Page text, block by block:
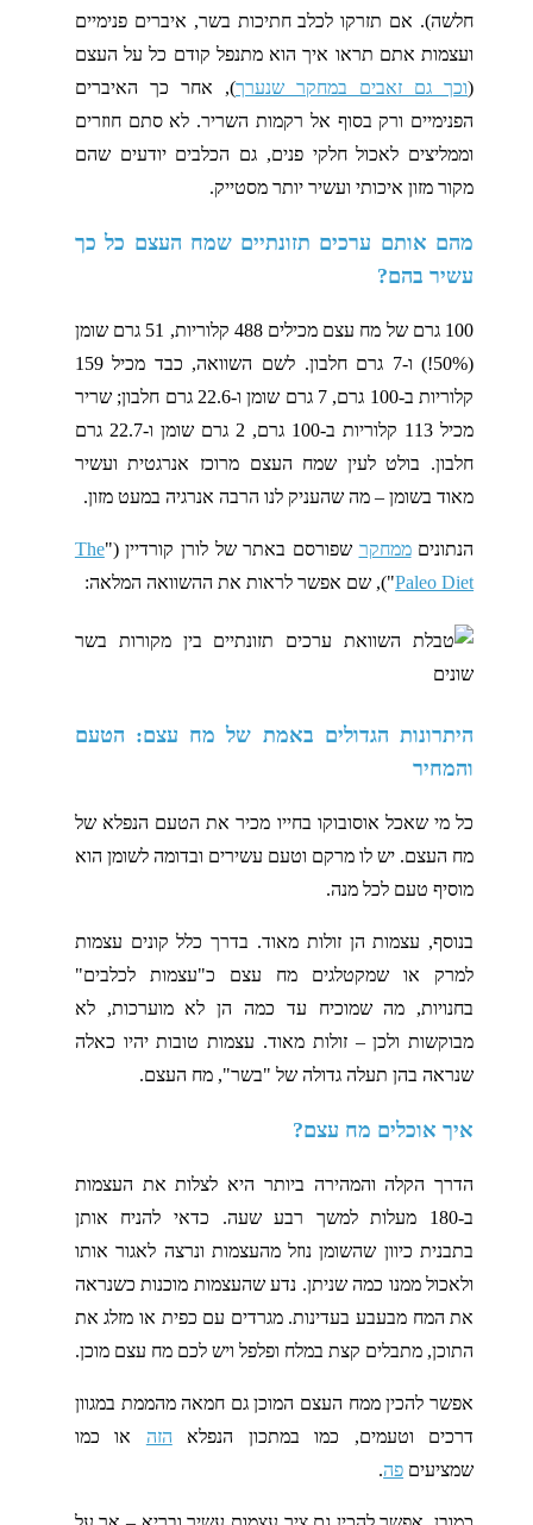
חלשה). אם תזרקו לכלב חתיכות בשר, איברים פנימיים
ועצמות אתם תראו איך הוא מתנפל קודם כל על העצם
(וכך גם זאבים במחקר שנערך), אחר כך האיברים
הפנימיים ורק בסוף אל רקמות השריר. לא סתם חוזרים
וממליצים לאכול חלקי פנים, גם הכלבים יודעים שהם
מקור מזון איכותי ועשיר יותר מסטייק.
מהם אותם ערכים תזונתיים שמח העצם כל כך
עשיר בהם?
100 גרם של מח עצם מכילים 488 קלוריות, 51 גרם שומן
(50%!) ו-7 גרם חלבון. לשם השוואה, כבד מכיל 159
קלוריות ב-100 גרם, 7 גרם שומן ו-22.6 גרם חלבון; שריר
מכיל 113 קלוריות ב-100 גרם, 2 גרם שומן ו-22.7 גרם
חלבון. בולט לעין שמח העצם מרוכז אנרגטית ועשיר
מאוד בשומן – מה שהעניק לנו הרבה אנרגיה במעט מזון.
הנתוניםממחקר שפורסם באתר של לורן קורדיין ("The
Paleo Diet"), שם אפשר לראות את ההשוואה המלאה:
היתרונות הגדולים באמת של מח עצם: הטעם
והמחיר
כל מי שאכל אוסובוקו בחייו מכיר את הטעם הנפלא של
מח העצם. יש לו מרקם וטעם עשירים ובדומה לשומן הוא
מוסיף טעם לכל מנה.
בנוסף, עצמות הן זולות מאוד. בדרך כלל קונים עצמות
למרק או שמקטלגים מח עצם כ"עצמות לכלבים"
בחנויות, מה שמוכיח עד כמה הן לא מוערכות, לא
מבוקשות ולכן – זולות מאוד. עצמות טובות יהיו כאלה
שנראה בהן תעלה גדולה של "בשר", מח העצם.
איך אוכלים מח עצם?
הדרך הקלה והמהירה ביותר היא לצלות את העצמות
ב-180 מעלות למשך רבע שעה. כדאי להניח אותן
בתבנית כיוון שהשומן נוזל מהעצמות ונרצה לאגור אותו
ולאכול ממנו כמה שניתן. נדע שהעצמות מוכנות כשנראה
את המח מבעבע בעדינות. מגרדים עם כפית או מזלג את
התוכן, מתבלים קצת במלח ופלפל ויש לכם מח עצם מוכן.
אפשר להכין ממח העצם המוכן גם חמאה מהממת במגוון
דרכים וטעמים, כמו במתכון הנפלא הזה או כמו
שמציעים פה.